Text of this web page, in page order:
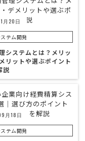
月20日
テム開発
システムとは？メリッ
リットや選ぶポイント
説
月18日
テム開発